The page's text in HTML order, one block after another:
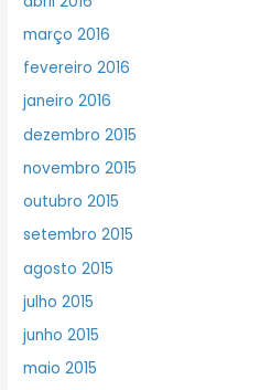
março 2016
fevereiro 2016
janeiro 2016
dezembro 2015
novembro 2015
outubro 2015
setembro 2015
agosto 2015
julho 2015
junho 2015
maio 2015